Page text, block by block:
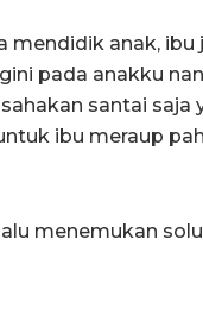
mendidik anak,
pada anakku
santai
ibu meraup
menemukan